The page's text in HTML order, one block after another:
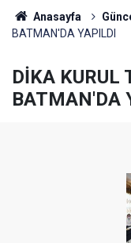
Anasayfa
BATMAN'DA YAPILDI
DİKA KURUL
BATMAN'DA